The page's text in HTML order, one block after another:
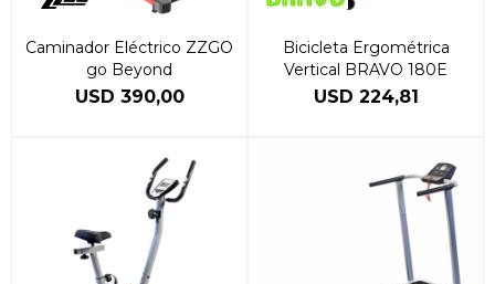
Caminador Eléctrico ZZGO
go Beyond
USD 390,00
Bicicleta Ergométrica
Vertical BRAVO 180E
USD 224,81